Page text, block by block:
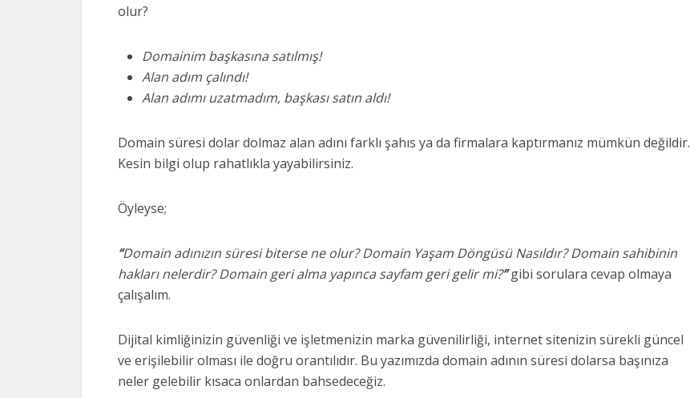
olur?
Domainim başkasına satılmış!
Alan adım çalındı!
Alan adımı uzatmadım, başkası satın aldı!
Domain süresi dolar dolmaz alan adını farklı şahıs ya da firmalara kaptırmanız mümkün değildir.
Kesin bilgi olup rahatlıkla yayabilirsiniz.
Öyleyse;
“Domain adınızın süresi biterse ne olur? Domain Yaşam Döngüsü Nasıldır? Domain sahibinin
hakları nelerdir? Domain geri alma yapınca sayfam geri gelir mi?”gibi sorulara cevap olmaya
çalışalım.
Dijital kimliğinizin güvenliği ve işletmenizin marka güvenilirliği, internet sitenizin sürekli güncel
ve erişilebilir olması ile doğru orantılıdır. Bu yazımızda domain adının süresi dolarsa başınıza
neler gelebilir kısaca onlardan bahsedeceğiz.